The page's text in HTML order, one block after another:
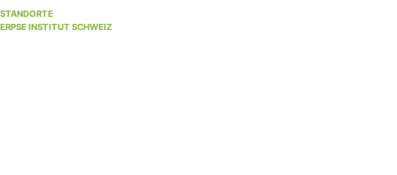
STANDORTE
ERPSE INSTITUT SCHWEIZ